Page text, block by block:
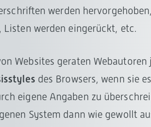
werden
werden eingerückt, etc.
Websites geraten
des Browsers, wenn sie
eigene Angaben zu
System dann wie gewollt